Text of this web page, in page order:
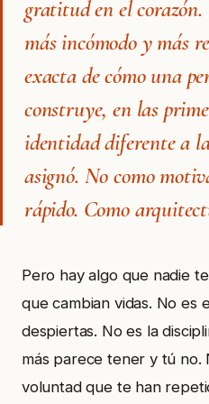
gratitud en el
más incómodo y más
exacta de cómo una
construye, en las
identidad diferente a
asignó. No como
rápido. Como
Pero hay algo que nadie
que cambian vidas. No es
despiertas. No es la
más parece tener y tú no.
voluntad que te han